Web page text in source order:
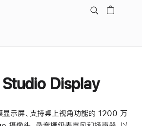
Display
示屏、支持桌上视角功能的 1200 万